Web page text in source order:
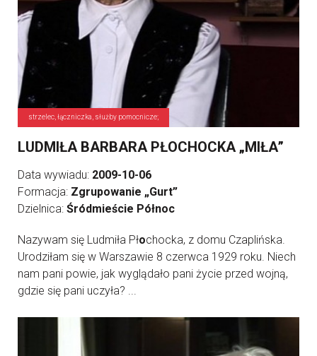
strzelec, łączniczka, służby pomocnicze;
LUDMIŁA BARBARA PŁOCHOCKA „MIŁA”
Data wywiadu: 2009-10-06
Formacja: Zgrupowanie „Gurt”
Dzielnica: Śródmieście Północ
Nazywam się Ludmiła Płochocka, z domu Czaplińska.
Urodziłam się w Warszawie 8 czerwca 1929 roku. Niech
nam pani powie, jak wyglądało pani życie przed wojną,
gdzie się pani uczyła? ...